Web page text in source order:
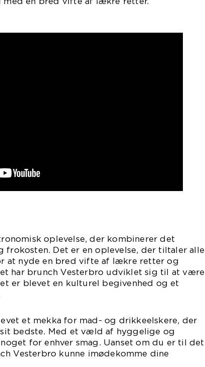
oplevelse, der kombinerer det
frokosten. Det er en oplevelse, der tiltaler alle
at nyde en bred vifte af lækre retter og
har brunch Vesterbro udviklet sig til at være
er blevet en kulturel begivenhed og et
et mekka for mad- og drikkeelskere, der
bedste. Med et væld af hyggelige og
for enhver smag. Uanset om du er til det
Vesterbro kunne imødekomme dine